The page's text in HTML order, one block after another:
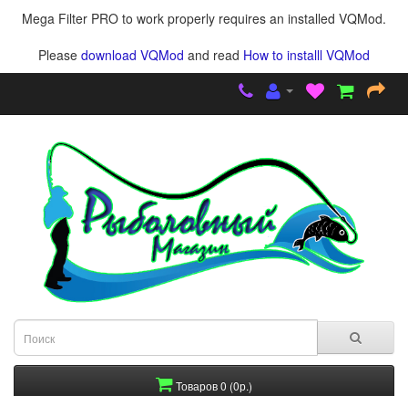
Mega Filter PRO to work properly requires an installed VQMod.
Please download VQMod and read How to installl VQMod
Товаров 0 (0р.)